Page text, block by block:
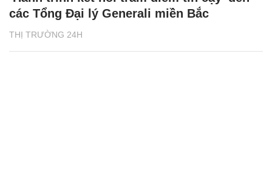
THỊ TRƯỜNG 24H
các Tổng Đại lý Generali miền Bắc